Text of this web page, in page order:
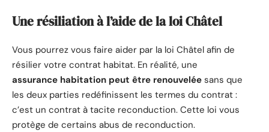
Une résiliation à l’aide de la loi Châtel
Vous pourrez vous faire aider par la loi Châtel afin de
résilier votre contrat habitat. En réalité, une
assurance habitation peut être renouvelée sans que
les deux parties redéfinissent les termes du contrat :
c’est un contrat à tacite reconduction. Cette loi vous
protège de certains abus de reconduction.